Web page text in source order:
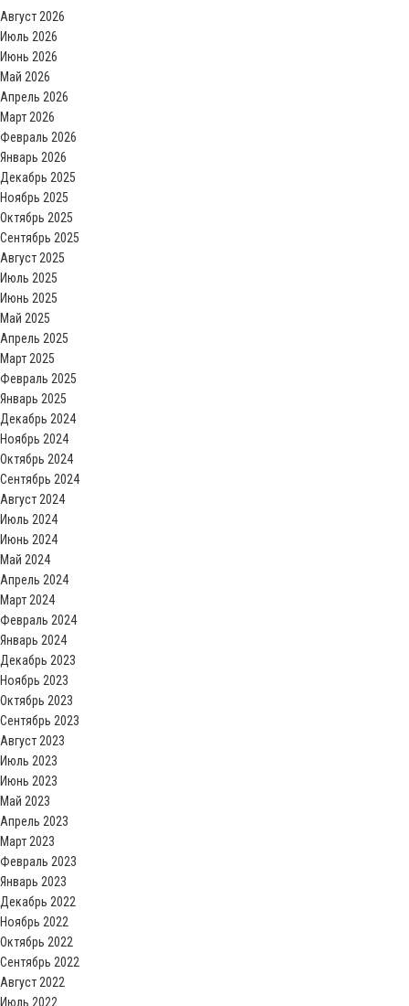
Август 2026
Июль 2026
Июнь 2026
Май 2026
Апрель 2026
Март 2026
Февраль 2026
Январь 2026
Декабрь 2025
Ноябрь 2025
Октябрь 2025
Сентябрь 2025
Август 2025
Июль 2025
Июнь 2025
Май 2025
Апрель 2025
Март 2025
Февраль 2025
Январь 2025
Декабрь 2024
Ноябрь 2024
Октябрь 2024
Сентябрь 2024
Август 2024
Июль 2024
Июнь 2024
Май 2024
Апрель 2024
Март 2024
Февраль 2024
Январь 2024
Декабрь 2023
Ноябрь 2023
Октябрь 2023
Сентябрь 2023
Август 2023
Июль 2023
Июнь 2023
Май 2023
Апрель 2023
Март 2023
Февраль 2023
Январь 2023
Декабрь 2022
Ноябрь 2022
Октябрь 2022
Сентябрь 2022
Август 2022
Июль 2022